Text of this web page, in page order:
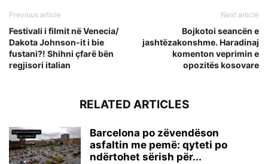
Previous article
Festivali i filmit në Venecia/
Dakota Johnson-it i bie
fustani?! Shihni çfarë bën
regjisori italian
Next article
Bojkotoi seancën e
jashtëzakonshme. Haradinaj
komenton veprimin e
opozitës kosovare
RELATED ARTICLES
Barcelona po zëvendëson
asfaltin me pemë: qyteti po
ndërtohet sërish për...